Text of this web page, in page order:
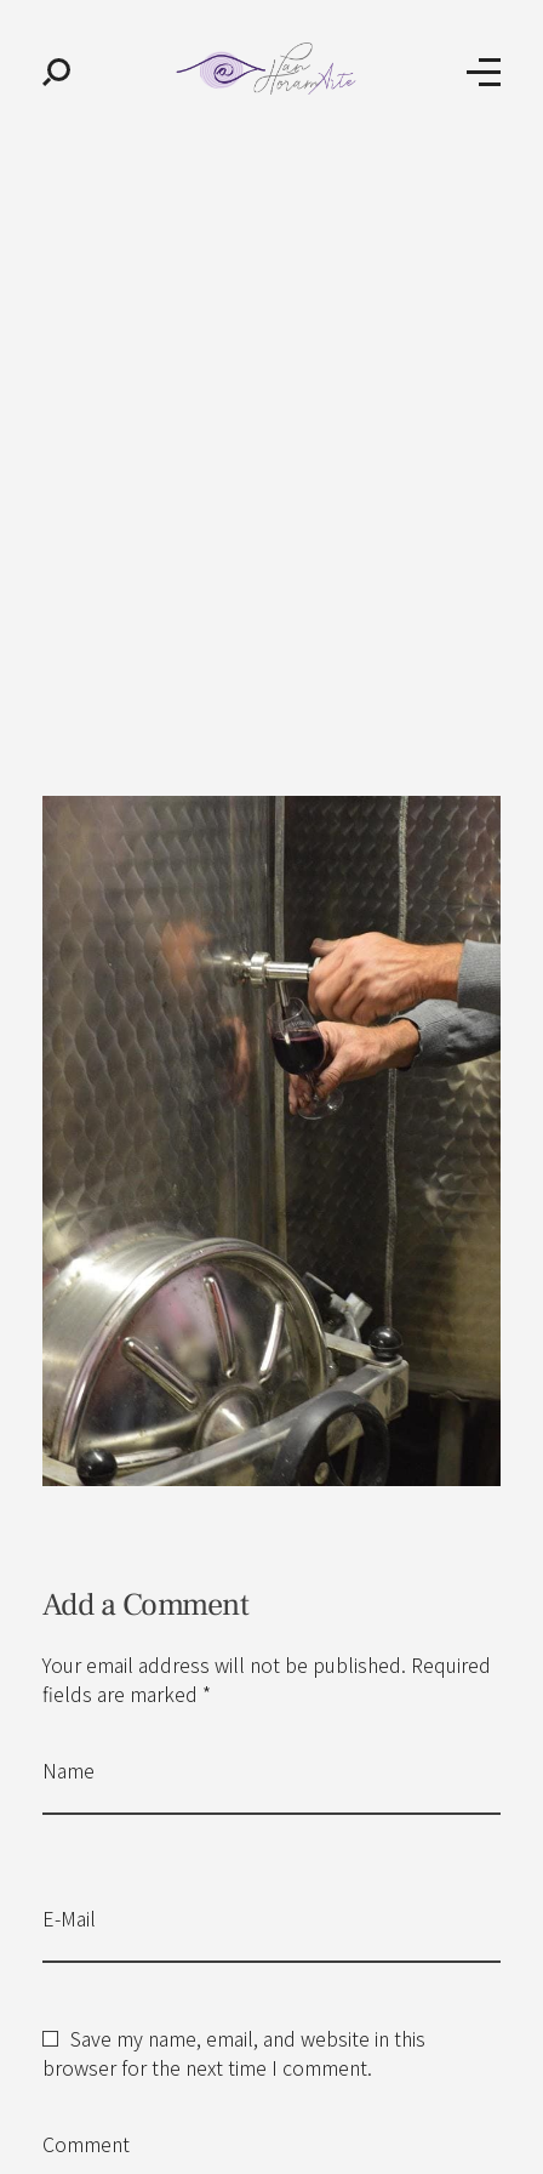
Add a Comment
Your email address will not be published. Required
fields are marked *
Name
E-Mail
Save my name, email, and website in this
browser for the next time I comment.
Comment